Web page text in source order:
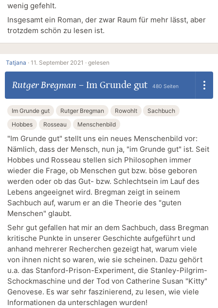
wenig gefehlt.
Insgesamt ein Roman, der zwar Raum für mehr lässt, aber
trotzdem schön zu lesen ist.
Tatjana · 11. September 2021 · gelesen
Rutger Bregman – Im Grunde gut 480 Seiten
Im Grunde gut Rutger Bregman Rowohlt
Sachbuch
Hobbes
Rosseau Menschenbild
"Im Grunde gut" stellt uns ein neues Menschenbild vor:
Nämlich, dass der Mensch, nun ja, "im Grunde gut" ist. Seit
Hobbes und Rosseau stellen sich Philosophen immer
wieder die Frage, ob Menschen gut bzw. böse geboren
werden oder ob das Gut- bzw. Schlechtsein im Lauf des
Lebens angeeignet wird. Bregman zeigt in seinem
Sachbuch auf, warum er an die Theorie des "guten
Menschen" glaubt.
Sehr gut gefallen hat mir an dem Sachbuch, dass Bregman
kritische Punkte in unserer Geschichte aufgeführt und
anhand mehrerer Recherchen gezeigt hat, warum viele
von ihnen nicht so waren, wie sie scheinen. Dazu gehört
u.a. das Stanford-Prison-Experiment, die Stanley-Pilgrim-
Schockmaschine und der Tod von Catherine Susan "Kitty"
Genovese. Es war sehr faszinierend, zu lesen, wie viele
Informationen da unterschlagen wurden!